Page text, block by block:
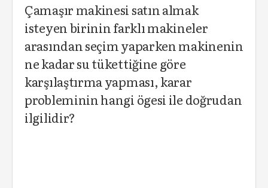
Çamaşır makinesi satın almak
isteyen birinin farklı makineler
arasından seçim yaparken makinenin
ne kadar su tükettiğine göre
karşılaştırma yapması, karar
probleminin hangi ögesi ile doğrudan
ilgilidir?